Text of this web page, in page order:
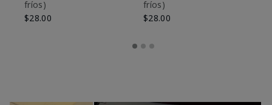
fríos)
$28.00
fríos)
$28.00